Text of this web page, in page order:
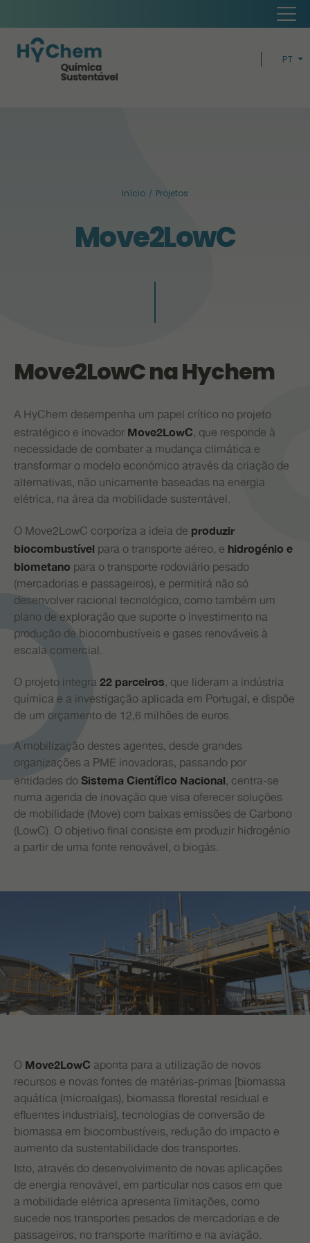
PT
Início Projetos
Move2LowC
Move2LowC na Hychem
A HyChem desempenha um papel crítico no projeto
estratégico e inovador Move2LowC, que responde à
necessidade de combater a mudança climática e
transformar o modelo económico através da criação de
alternativas, não unicamente baseadas na energia
elétrica, na área da mobilidade sustentável.
O Move2LowC corporiza a ideia de produzir
biocombustível para o transporte aéreo, e hidrogénio e
biometano para o transporte rodoviário pesado
(mercadorias e passageiros), e permitirá não só
desenvolver racional tecnológico, como também um
plano de exploração que suporte o investimento na
produção de biocombustíveis e gases renováveis à
escala comercial.
O projeto integra 22 parceiros, que lideram a indústria
química e a investigação aplicada em Portugal, e dispõe
de um orçamento de 12,6 milhões de euros.
A mobilização destes agentes, desde grandes
organizações a PME inovadoras, passando por
entidades do Sistema Científico Nacional, centra-se
numa agenda de inovação que visa oferecer soluções
de mobilidade (Move) com baixas emissões de Carbono
(LowC). O objetivo final consiste em produzir hidrogénio
a partir de uma fonte renovável, o biogás.
O Move2LowC aponta para a utilização de novos
recursos e novas fontes de matérias-primas [biomassa
aquática (microalgas), biomassa florestal residual e
efluentes industriais], tecnologias de conversão de
biomassa em biocombustíveis, redução do impacto e
aumento da sustentabilidade dos transportes.
Isto, através do desenvolvimento de novas aplicações
de energia renovável, em particular nos casos em que
a mobilidade elétrica apresenta limitações, como
sucede nos transportes pesados de mercadorias e de
passageiros, no transporte marítimo e na aviação.